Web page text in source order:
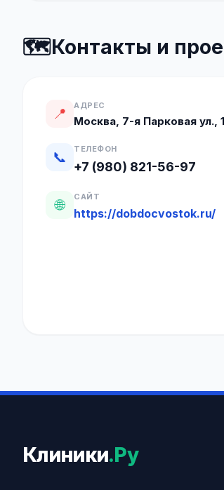
🗺️Контакты и
📍 АДРЕС
Москва, 7-я Парковая ул.,
📞 ТЕЛЕФОН
+7 (980) 821-56-97
🌐 САЙТ
https://dobdocvostok.ru/
Клиники.Ру